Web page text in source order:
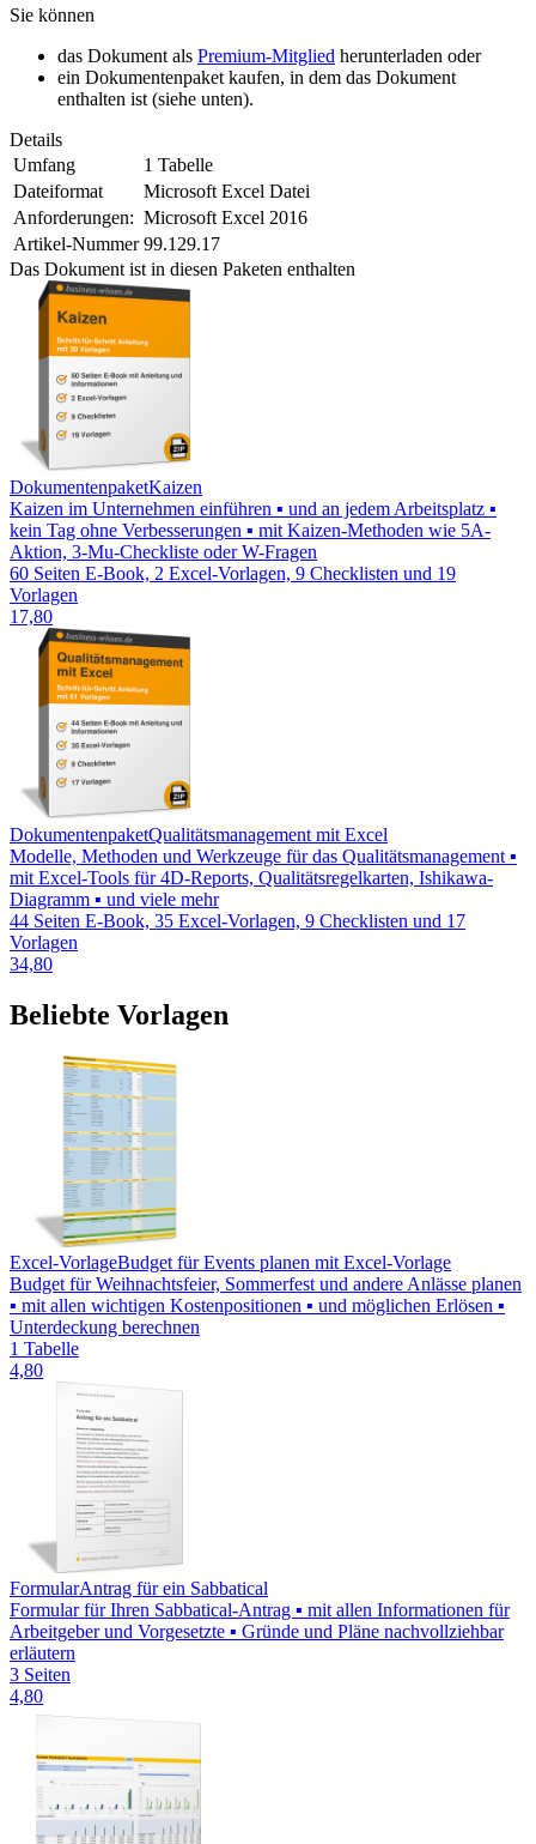
Sie können
das Dokument als Premium-Mitglied herunterladen oder
ein Dokumentenpaket kaufen, in dem das Dokument
enthalten ist (siehe unten).
Details
Umfang
1 Tabelle
Dateiformat
Microsoft Excel Datei
Anforderungen: Microsoft Excel 2016
Artikel-Nummer 99.129.17
Das Dokument ist in diesen Paketen enthalten
DokumentenpaketKaizen
Kaizen im Unternehmen einführen ▪ und an jedem Arbeitsplatz ▪
kein Tag ohne Verbesserungen ▪ mit Kaizen-Methoden wie 5A-
Aktion, 3-Mu-Checkliste oder W-Fragen
60 Seiten E-Book, 2 Excel-Vorlagen, 9 Checklisten und 19
Vorlagen
17,80
DokumentenpaketQualitätsmanagement mit Excel
Modelle, Methoden und Werkzeuge für das Qualitätsmanagement ▪
mit Excel-Tools für 4D-Reports, Qualitätsregelkarten, Ishikawa-
Diagramm ▪ und viele mehr
44 Seiten E-Book, 35 Excel-Vorlagen, 9 Checklisten und 17
Vorlagen
34,80
Beliebte Vorlagen
Excel-VorlageBudget für Events planen mit Excel-Vorlage
Budget für Weihnachtsfeier, Sommerfest und andere Anlässe planen
▪ mit allen wichtigen Kostenpositionen ▪ und möglichen Erlösen ▪
Unterdeckung berechnen
1 Tabelle
4,80
FormularAntrag für ein Sabbatical
Formular für Ihren Sabbatical-Antrag ▪ mit allen Informationen für
Arbeitgeber und Vorgesetzte ▪ Gründe und Pläne nachvollziehbar
erläutern
3 Seiten
4,80